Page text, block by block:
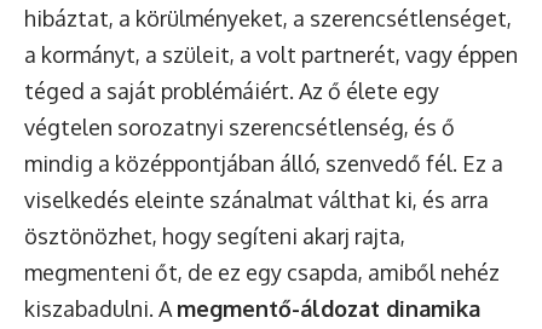
hibáztat, a körülményeket, a szerencsétlenséget,
a kormányt, a szüleit, a volt partnerét, vagy éppen
téged a saját problémáiért. Az ő élete egy
végtelen sorozatnyi szerencsétlenség, és ő
mindig a középpontjában álló, szenvedő fél. Ez a
viselkedés eleinte szánalmat válthat ki, és arra
ösztönözhet, hogy segíteni akarj rajta,
megmenteni őt, de ez egy csapda, amiből nehéz
kiszabadulni. A megmentő-áldozat dinamika